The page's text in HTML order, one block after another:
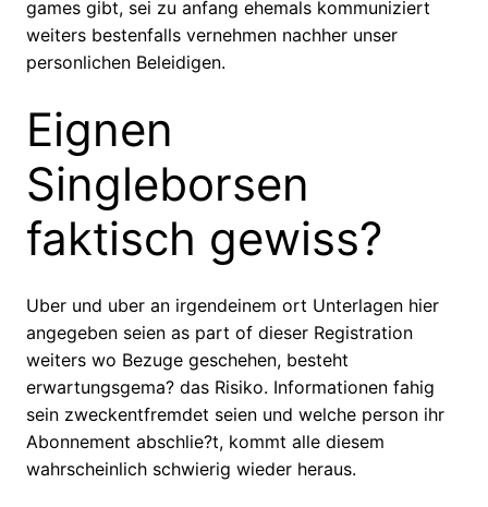
games gibt, sei zu anfang ehemals kommuniziert
weiters bestenfalls vernehmen nachher unser
personlichen Beleidigen.
Eignen
Singleborsen
faktisch gewiss?
Uber und uber an irgendeinem ort Unterlagen hier
angegeben seien as part of dieser Registration
weiters wo Bezuge geschehen, besteht
erwartungsgema? das Risiko. Informationen fahig
sein zweckentfremdet seien und welche person ihr
Abonnement abschlie?t, kommt alle diesem
wahrscheinlich schwierig wieder heraus.